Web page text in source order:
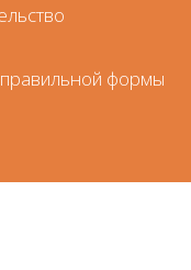
правильной формы